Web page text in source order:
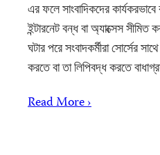
এর ফলে সাংবাদিকদের
ইন্টারনেট বন্ধ বা অ্যাক্সেস
ঘটার পরে সংবাদকর্মীরা সোর্সের
করতে বা তা লিপিবদ্ধ করতে
Read More ›